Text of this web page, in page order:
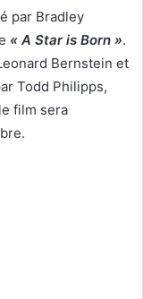
par Bradley
« A Star is Born ».
Bernstein et
Todd Philipps,
film sera